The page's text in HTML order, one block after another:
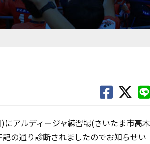
アルディージャ練習場(さいたま市高木
の通り診断されましたのでお知らせい